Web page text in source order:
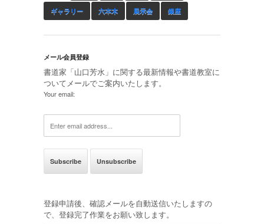
ギャラリー 六本木 展示会 銀座
メール会員登録
書道家「山口芳水」に関する最新情報や書道教室に
ついてメールでご案内いたします。
Your email:
登録申請後、確認メールを自動送信いたしますの
で、登録完了作業をお願い致します。